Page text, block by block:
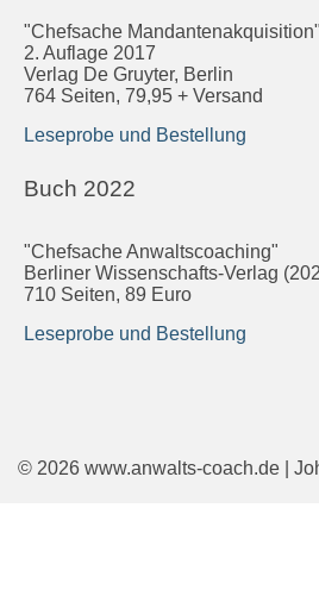
"Chefsache Mandantenakquisition"
2. Auflage 2017
Verlag De Gruyter, Berlin
764 Seiten, 79,95 + Versand
Leseprobe und Bestellung
Buch 2022
"Chefsache Anwaltscoaching"
Berliner Wissenschafts-Verlag
710 Seiten, 89 Euro
Leseprobe und Bestellung
© 2026 www.anwalts-coach.de |